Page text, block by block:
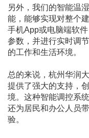
另外，我们的智能温
能，能够实现对整个
手机App或电脑端软
参数，并进行实时调
的工作和生活环境。
总的来说，杭州华润
提供了强大的支持，
境。这种智能调控系
还为居民和办公人员
验。